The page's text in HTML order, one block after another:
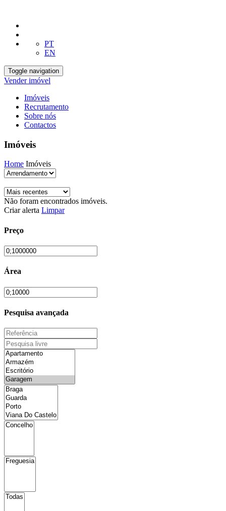
PT
EN
Toggle navigation
Vender imóvel
Imóveis
Recrutamento
Sobre nós
Contactos
Imóveis
Home Imóveis
Não foram encontrados imóveis.
Criar alerta Limpar
Preço
Área
Pesquisa avançada